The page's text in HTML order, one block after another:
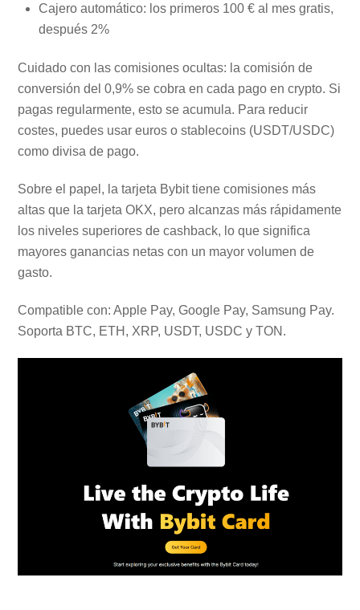
Cajero automático: los primeros 100 € al mes gratis,
después 2%
Cuidado con las comisiones ocultas: la comisión de
conversión del 0,9% se cobra en cada pago en crypto. Si
pagas regularmente, esto se acumula. Para reducir
costes, puedes usar euros o stablecoins (USDT/USDC)
como divisa de pago.
Sobre el papel, la tarjeta Bybit tiene comisiones más
altas que la tarjeta OKX, pero alcanzas más rápidamente
los niveles superiores de cashback, lo que significa
mayores ganancias netas con un mayor volumen de
gasto.
Compatible con: Apple Pay, Google Pay, Samsung Pay.
Soporta BTC, ETH, XRP, USDT, USDC y TON.